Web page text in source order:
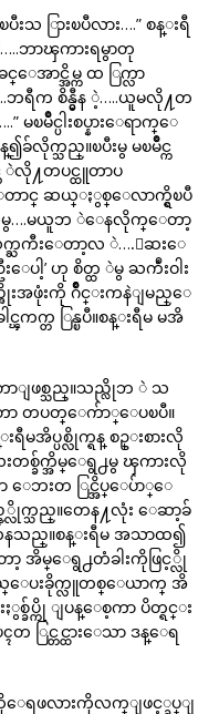
သ ြားၿပီလား….” စန္းရီ
ဘာၾကားရမွာတု
ေအာင္အိမ္က ထ ြက္လာ
ဘရီက စိန္မွီန ဲ့…..ယူမလို႔တ
မိဳင္ပါးစပ္နားေရာက္ေ
ခ်လိုက္သည္။ၿပီးမွ မၿမိဳင္က
လ ဲလို႔တပင္ထူတာပ
ာင္ ဆယ္ႏွစ္ေလာက္ရွိၿပီ
းက်မွ….မယူဘ ဲေနလိုက္ေတာ့
က္ႀကီးေတာ့လ ဲ….ေဆးေ
ပါ့’ ဟု စိတ္ထ ဲမွ ႀကဳံးဝါး
အိုးအဖုံးကို ဂ်ိဳင္းကနဲျမည္ေ
က္တ ြန္ၿပီ။စန္းရီမ မအိ
ာျဖစ္သည္။သည္လိုဘ ဲ သ
ာ တပတ္ေက်ာ္ေပၿပီ။
အိပ္ပစ္လိုက္ရန္ စဥ္းစားလို
စ္ခ်က္အိမ္ေရွ႕မွ ၾကားလို
ေဘးတ ြင္အိပ္ေပ်ာ္ေ
လိုက္သည္။တေန႔လုံး ေဆာ့ခ်
နသည္။စန္းရီမ အသာထ၍
အိမ္ေရွ႕တံခါးကိုဖြင့္လို
ေပးခိုက္လူတစ္ေယာက္ အိ
စ္ခ်ပ္ကို ျပန္ေစ့ကာ ပိတ္ရင္း
တ ြင္တင္ထားေသာ ဒန္ေရ
ရဖလားကိုလက္ျဖင့္ခပ္ျ